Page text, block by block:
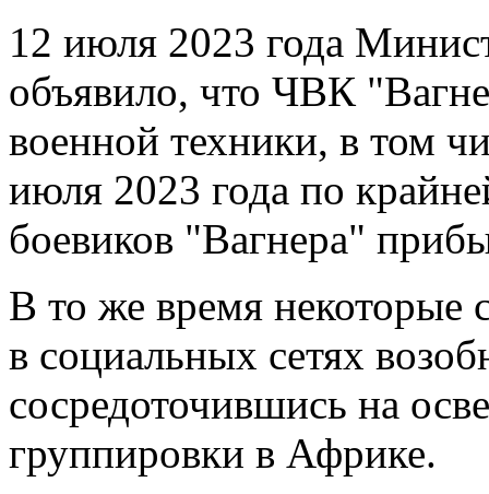
12 июля 2023 года
объявило, что ЧВК
военной техники, в том
июля 2023 года по
боевиков "Вагнера"
В то же время некоторые
в социальных сетях
сосредоточившись на
группировки в Африке.